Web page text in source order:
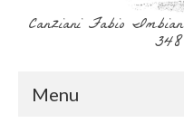
Canziani Fabio
Menu